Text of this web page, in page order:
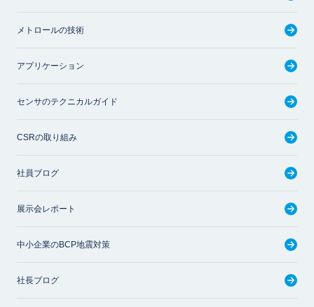
メトロールの技術
アプリケーション
センサのテクニカルガイド
CSRの取り組み
社員ブログ
展示会レポート
中小企業のBCP地震対策
社長ブログ